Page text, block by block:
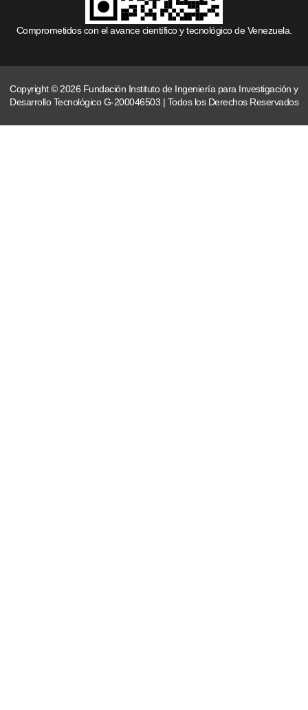
Comprometidos con el avance científico y tecnológico de Venezuela.
Copyright © 2026 Fundación Instituto de Ingeniería para Investigación y
Desarrollo Tecnológico G-200046503 | Todos los Derechos Reservados